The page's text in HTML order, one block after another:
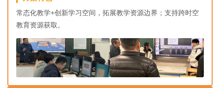
常态化教学+创新学习空间，拓展教学资源边界；支持跨时空
教育资源获取。